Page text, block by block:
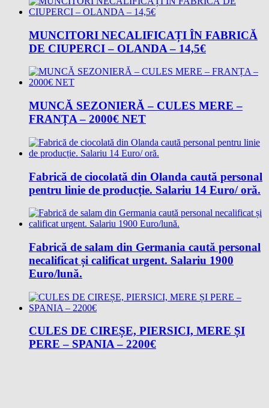
MUNCITORI NECALIFICAȚI ÎN FABRICĂ
DE CIUPERCI – OLANDA – 14,5€
MUNCĂ SEZONIERĂ – CULES MERE –
FRANȚA – 2000€ NET
Fabrică de ciocolată din Olanda caută personal
pentru linie de producție. Salariu 14 Euro/ oră.
Fabrică de salam din Germania caută personal
necalificat și calificat urgent. Salariu 1900
Euro/lună.
CULES DE CIREȘE, PIERSICI, MERE ȘI
PERE – SPANIA – 2200€